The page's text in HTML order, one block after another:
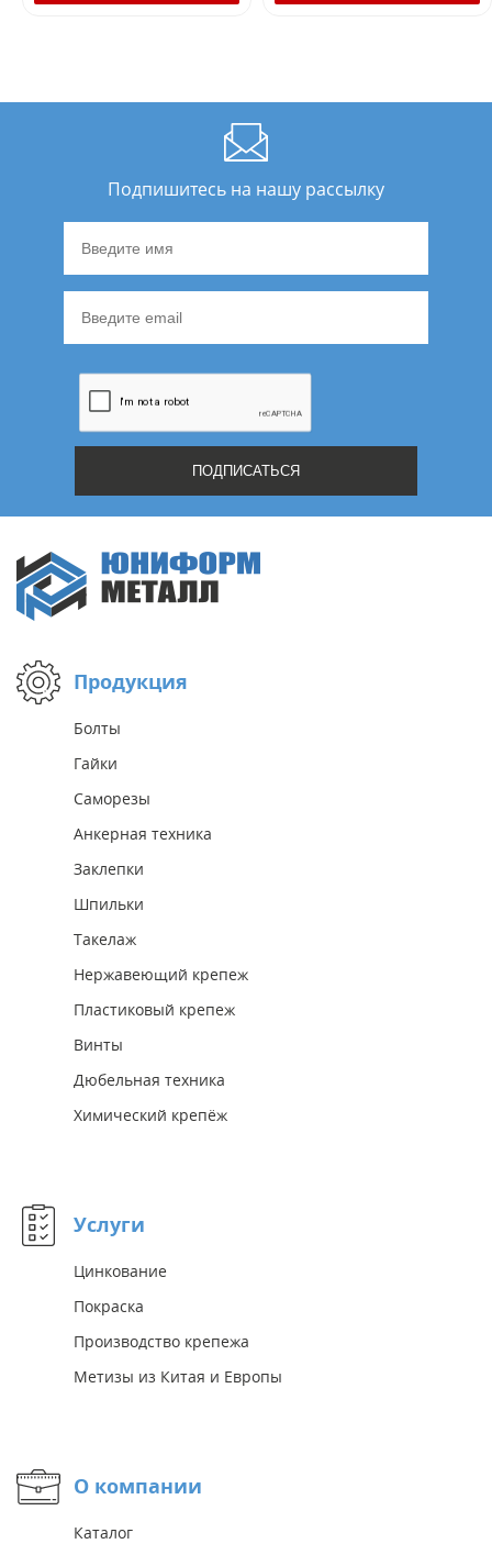
Подпишитесь на нашу рассылку
Продукция
Болты
Гайки
Саморезы
Анкерная техника
Заклепки
Шпильки
Такелаж
Нержавеющий крепеж
Пластиковый крепеж
Винты
Дюбельная техника
Химический крепёж
Услуги
Цинкование
Покраска
Производство крепежа
Метизы из Китая и Европы
О компании
Каталог